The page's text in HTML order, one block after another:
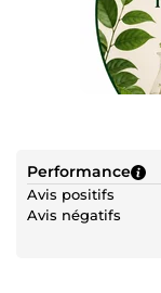
Performance
Avis positifs
Avis négatifs